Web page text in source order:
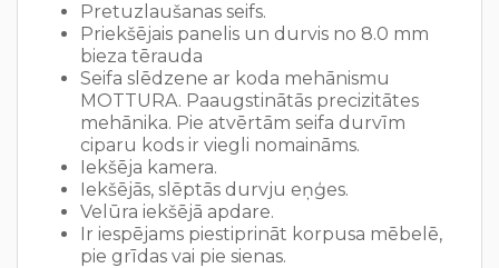
Pretuzlaušanas seifs.
Priekšējais panelis un durvis no 8.0 mm
bieza tērauda
Seifa slēdzene ar koda mehānismu
MOTTURA. Paaugstinātās precizitātes
mehānika. Pie atvērtām seifa durvīm
ciparu kods ir viegli nomaināms.
Iekšēja kamera.
Iekšējās, slēptās durvju eņģes.
Velūra iekšējā apdare.
Ir iespējams piestiprināt korpusa mēbelē,
pie grīdas vai pie sienas.